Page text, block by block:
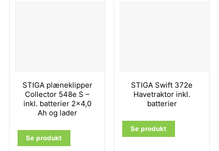
STIGA plæneklipper
Collector 548e S –
inkl. batterier 2×4,0
Ah og lader
Se produkt
STIGA Swift 372e
Havetraktor inkl.
batterier
Se produkt